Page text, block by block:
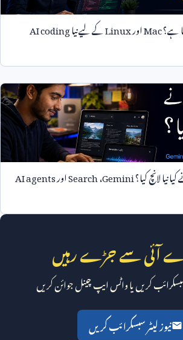
ہے؟MacاورLinuxکے لیے نیاAI coding
نیا لانچ کیا؟Gemini،SearchاورAI agents
آئی سے جڑے رہیں
سبسکرائب کریں یا واٹس ایپ چینل جوائن کریں
نیوز لیٹر سبسکرائب کریں